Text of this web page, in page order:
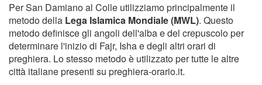
Per San Damiano al Colle utilizziamo principalmente il
metodo della Lega Islamica Mondiale (MWL). Questo
metodo definisce gli angoli dell'alba e del crepuscolo per
determinare l'inizio di Fajr, Isha e degli altri orari di
preghiera. Lo stesso metodo è utilizzato per tutte le altre
città italiane presenti su preghiera-orario.it.